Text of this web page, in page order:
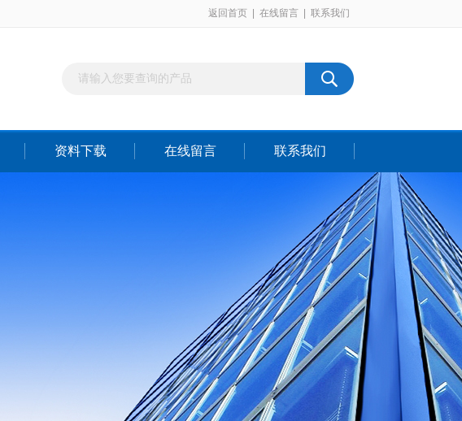
返回首页 在线留言 联系我们
资料下载 在线留言 联系我们